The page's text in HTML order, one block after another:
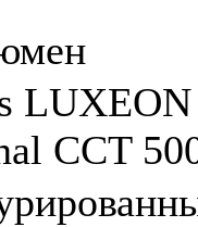
CCT